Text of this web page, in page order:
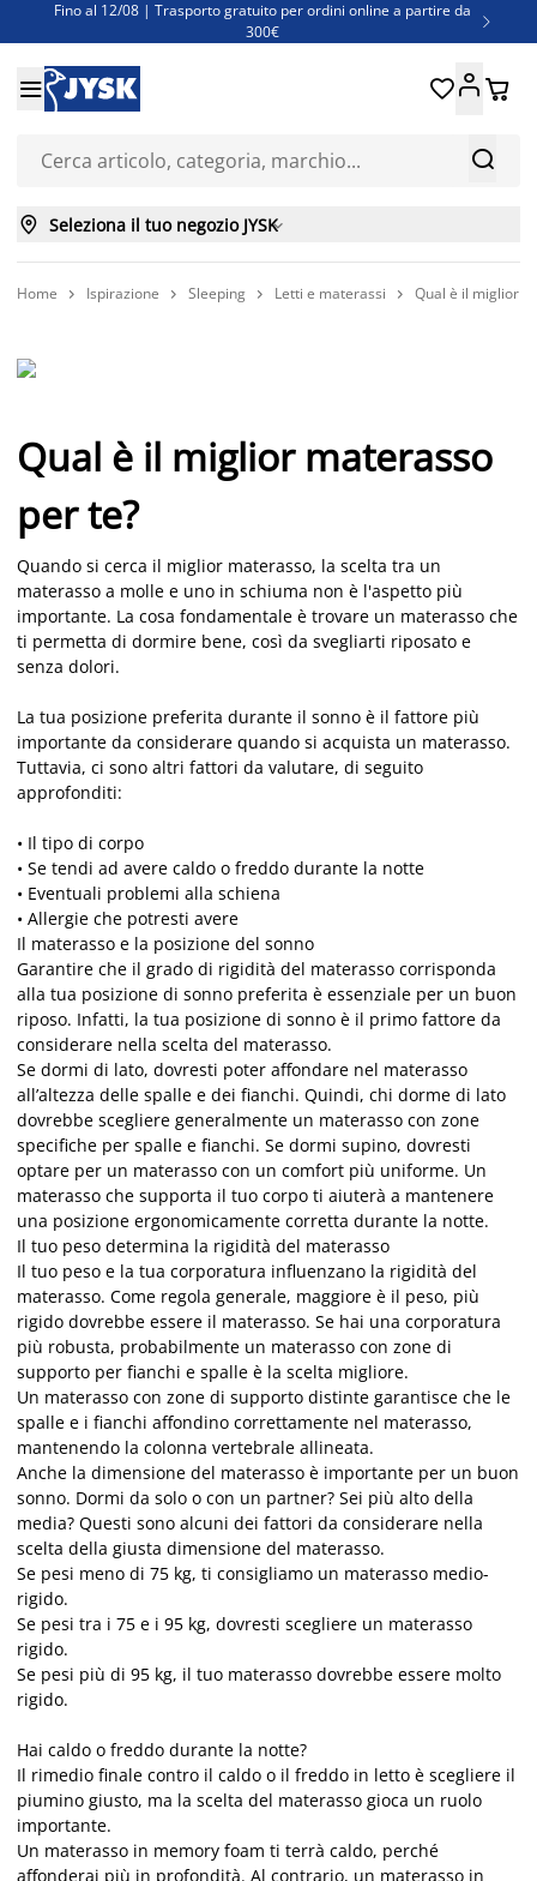
Fino al 12/08 | Trasporto gratuito per ordini online a partire da
300€

Super offerte d'estate | Oltre 1.500 articoli fino al 70%
Finanziamenti - Scegli il piano di rimborso più adatto a te


 
 Seleziona il tuo negozio JYSK
Home  Ispirazione  Sleeping  Letti e materassi  Qual è il miglior
Qual è il miglior materasso
per te?
Quando si cerca il miglior materasso, la scelta tra un
materasso a molle e uno in schiuma non è l'aspetto più
importante. La cosa fondamentale è trovare un materasso che
ti permetta di dormire bene, così da svegliarti riposato e
senza dolori.
La tua posizione preferita durante il sonno è il fattore più
importante da considerare quando si acquista un materasso.
Tuttavia, ci sono altri fattori da valutare, di seguito
approfonditi:
• Il tipo di corpo
• Se tendi ad avere caldo o freddo durante la notte
• Eventuali problemi alla schiena
• Allergie che potresti avere
Il materasso e la posizione del sonno
Garantire che il grado di rigidità del materasso corrisponda
alla tua posizione di sonno preferita è essenziale per un buon
riposo. Infatti, la tua posizione di sonno è il primo fattore da
considerare nella scelta del materasso.
Se dormi di lato, dovresti poter affondare nel materasso
all’altezza delle spalle e dei fianchi. Quindi, chi dorme di lato
dovrebbe scegliere generalmente un materasso con zone
specifiche per spalle e fianchi. Se dormi supino, dovresti
optare per un materasso con un comfort più uniforme. Un
materasso che supporta il tuo corpo ti aiuterà a mantenere
una posizione ergonomicamente corretta durante la notte.
Il tuo peso determina la rigidità del materasso
Il tuo peso e la tua corporatura influenzano la rigidità del
materasso. Come regola generale, maggiore è il peso, più
rigido dovrebbe essere il materasso. Se hai una corporatura
più robusta, probabilmente un materasso con zone di
supporto per fianchi e spalle è la scelta migliore.
Un materasso con zone di supporto distinte garantisce che le
spalle e i fianchi affondino correttamente nel materasso,
mantenendo la colonna vertebrale allineata.
Anche la dimensione del materasso è importante per un buon
sonno. Dormi da solo o con un partner? Sei più alto della
media? Questi sono alcuni dei fattori da considerare nella
scelta della giusta dimensione del materasso.
Se pesi meno di 75 kg, ti consigliamo un materasso medio-
rigido.
Se pesi tra i 75 e i 95 kg, dovresti scegliere un materasso
rigido.
Se pesi più di 95 kg, il tuo materasso dovrebbe essere molto
rigido.
Hai caldo o freddo durante la notte?
Il rimedio finale contro il caldo o il freddo in letto è scegliere il
piumino giusto, ma la scelta del materasso gioca un ruolo
importante.
Un materasso in memory foam ti terrà caldo, perché
affonderai più in profondità. Al contrario, un materasso in